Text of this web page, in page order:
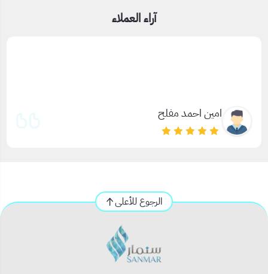
التجارية، المستودعات، والمكاتب، مع سهولة في التركيب والصيانة.
آراء العملاء
امين احمد مفلح
الرجوع للأعلى